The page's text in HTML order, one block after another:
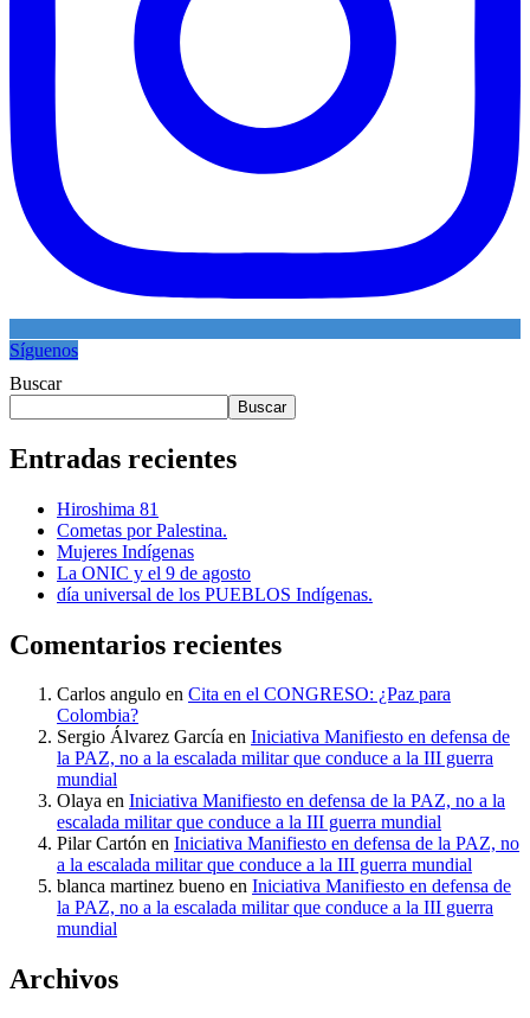
Síguenos
Buscar
Buscar
Entradas recientes
Hiroshima 81
Cometas por Palestina.
Mujeres Indígenas
La ONIC y el 9 de agosto
día universal de los PUEBLOS Indígenas.
Comentarios recientes
Carlos angulo en Cita en el CONGRESO: ¿Paz para
Colombia?
Sergio Álvarez García en Iniciativa Manifiesto en defensa de
la PAZ, no a la escalada militar que conduce a la III guerra
mundial
Olaya en Iniciativa Manifiesto en defensa de la PAZ, no a la
escalada militar que conduce a la III guerra mundial
Pilar Cartón en Iniciativa Manifiesto en defensa de la PAZ, no
a la escalada militar que conduce a la III guerra mundial
blanca martinez bueno en Iniciativa Manifiesto en defensa de
la PAZ, no a la escalada militar que conduce a la III guerra
mundial
Archivos